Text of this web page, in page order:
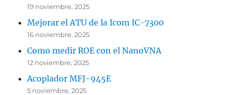
19 noviembre, 2025
Mejorar el ATU de la Icom IC-7300
16 noviembre, 2025
Como medir ROE con el NanoVNA
12 noviembre, 2025
Acoplador MFJ-945E
5 noviembre, 2025